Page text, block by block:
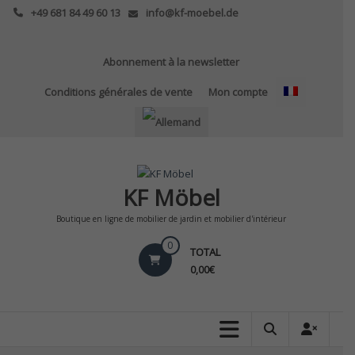
Skip
+49 681 84 49 60 13 info@kf-moebel.de
Abonnement à la newsletter
Conditions générales de vente Mon compte
KF Möbel
Boutique en ligne de mobilier de jardin et mobilier d'intérieur
0 TOTAL
0,00€